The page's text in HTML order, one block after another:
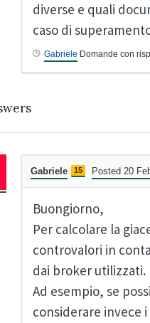
diverse e quali
caso di
Gabriele Domande con
Gabriele 15 Posted 20
Buongiorno,
Per calcolare la
controvalori in
dai broker utilizzati.
Ad esempio, se
considerare invece i